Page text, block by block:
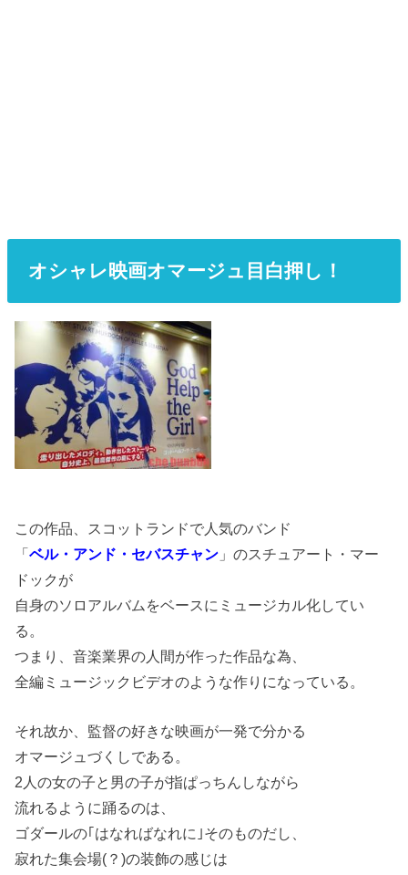
オシャレ映画オマージュ目白押し！
この作品、スコットランドで人気のバンド
「ベル・アンド・セバスチャン 」のスチュアート・マー
ドックが
自身のソロアルバムをベースにミュージカル化してい
る。
つまり、音楽業界の人間が作った作品な為、
全編ミュージックビデオのような作りになっている。
それ故か、監督の好きな映画が一発で分かる
オマージュづくしである。
2人の女の子と男の子が指ぱっちんしながら
流れるように踊るのは、
ゴダールの｢はなればなれに｣そのものだし、
寂れた集会場(？)の装飾の感じは